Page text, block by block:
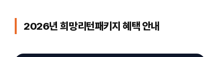
2026년 희망리턴패키지 혜택 안내